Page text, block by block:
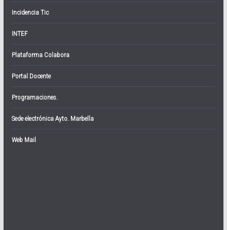
Incidencia Tic
INTEF
Plataforma Colabora
Portal Docente
Programaciones.
Sede electrónica Ayto. Marbella
Web Mail